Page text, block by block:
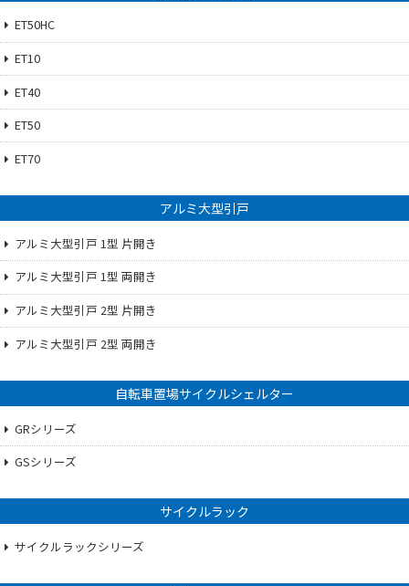
ET50HC
ET10
ET40
ET50
ET70
アルミ大型引戸
アルミ大型引戸 1型 片開き
アルミ大型引戸 1型 両開き
アルミ大型引戸 2型 片開き
アルミ大型引戸 2型 両開き
自転車置場サイクルシェルター
GRシリーズ
GSシリーズ
サイクルラック
サイクルラックシリーズ